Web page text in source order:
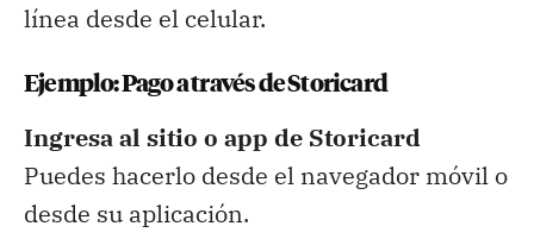
línea desde el celular.
Ejemplo: Pago a través de Storicard
Ingresa al sitio o app de Storicard
Puedes hacerlo desde el navegador móvil o
desde su aplicación.